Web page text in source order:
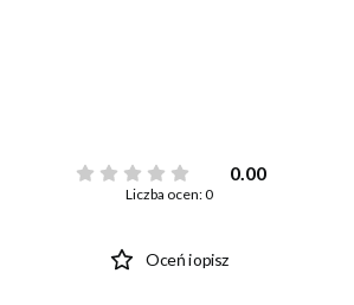
0.00
Liczba ocen: 0
Oceń i opisz